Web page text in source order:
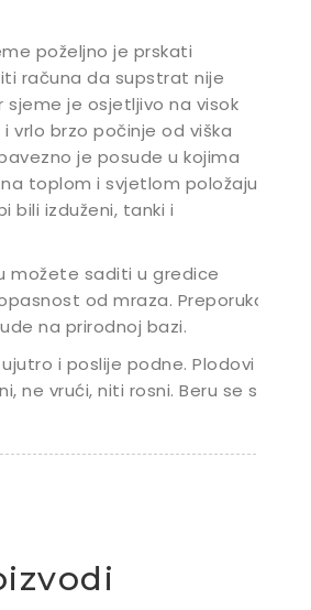
poželjno je prskati
računa da supstrat nije
sjeme je osjetljivo na visok
vrlo brzo počinje od viška
je posude u kojima
toplom i svjetlom položaju
bili izduženi, tanki i
možete saditi u gredice
od mraza. Preporuka
na prirodnoj bazi.
i poslije podne. Plodovi
ne vrući, niti rosni. Beru se s